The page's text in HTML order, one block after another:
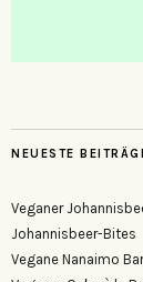
NEUESTE
Veganer
Johannisbeer-Bites
Vegane Nanaimo